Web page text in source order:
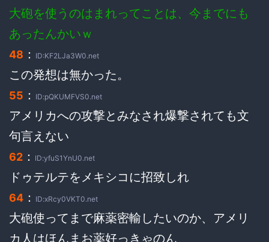
大砲を使うのはまれってことは、今までにも
あったんかいｗ
48 ： ID:KF2LJa3W0.net
この発想は無かった。
55 ： ID:pQKUMFVS0.net
アメリカへの攻撃とみなされ爆撃されても文
句言えない
62 ： ID:yfuS1YnU0.net
ドゥテルテをメキシコに招致しれ
64 ： ID:xRcy0VKT0.net
大砲使ってまで麻薬密輸したいのか、アメリ
カ人はほんまお薬好っきゃのん